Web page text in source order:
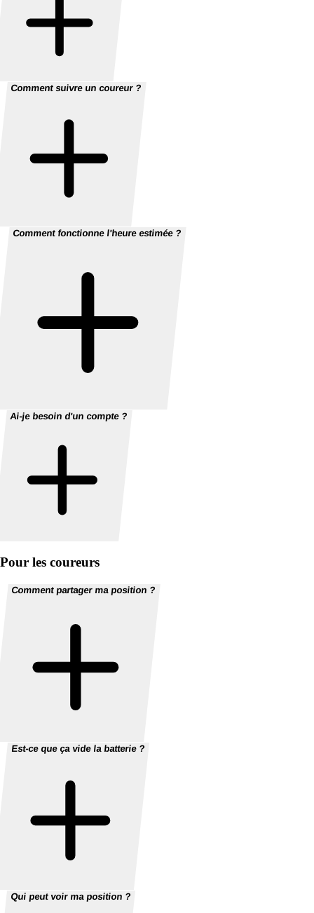
Comment suivre un coureur ?
Comment fonctionne l'heure estimée ?
Ai-je besoin d'un compte ?
Pour les coureurs
Comment partager ma position ?
Est-ce que ça vide la batterie ?
Qui peut voir ma position ?